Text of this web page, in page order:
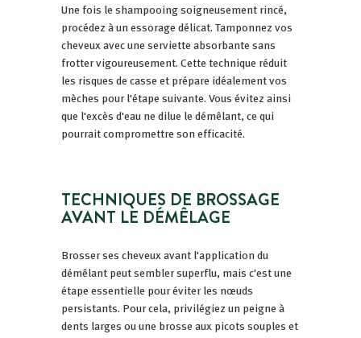
Une fois le shampooing soigneusement rincé,
procédez à un essorage délicat. Tamponnez vos
cheveux avec une serviette absorbante sans
frotter vigoureusement. Cette technique réduit
les risques de casse et prépare idéalement vos
mèches pour l'étape suivante. Vous évitez ainsi
que l'excès d'eau ne dilue le démêlant, ce qui
pourrait compromettre son efficacité.
TECHNIQUES DE BROSSAGE
AVANT LE DÉMÊLAGE
Brosser ses cheveux avant l'application du
démêlant peut sembler superflu, mais c'est une
étape essentielle pour éviter les nœuds
persistants. Pour cela, privilégiez un peigne à
dents larges ou une brosse aux picots souples et